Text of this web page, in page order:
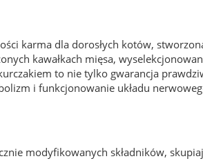
karma dla dorosłych kotów,
kawałkach mięsa,
to nie tylko gwarancja
i funkcjonowanie układu
modyfikowanych składników,